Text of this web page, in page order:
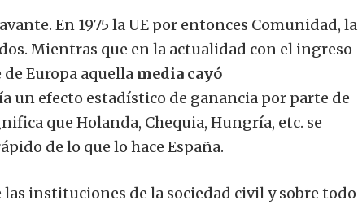
En 1975 la UE por entonces Comunidad, la
Mientras que en la actualidad con el ingreso
Europa aquella media cayó
un efecto estadístico de ganancia por parte de
que Holanda, Chequia, Hungría, etc. se
de lo que lo hace España.
instituciones de la sociedad civil y sobre todo